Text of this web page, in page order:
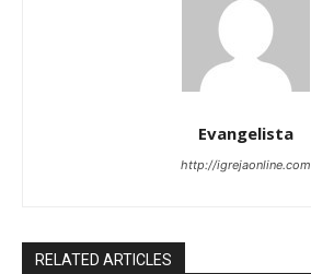
Evangelista
http://igrejaonline.com
RELATED ARTICLES